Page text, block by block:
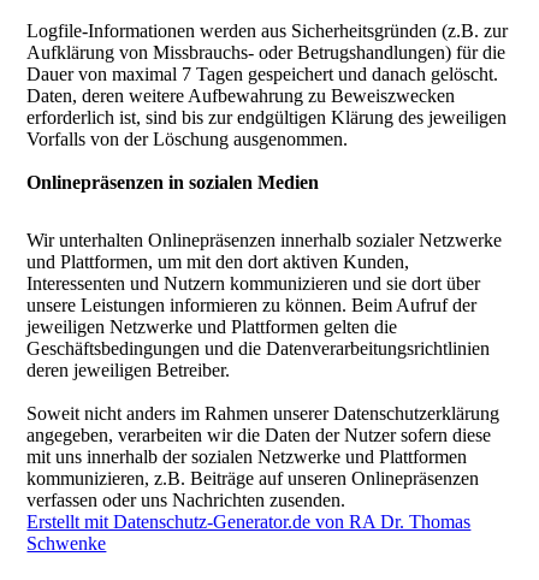
Logfile-Informationen werden aus Sicherheitsgründen (z.B. zur
Aufklärung von Missbrauchs- oder Betrugshandlungen) für die
Dauer von maximal 7 Tagen gespeichert und danach gelöscht.
Daten, deren weitere Aufbewahrung zu Beweiszwecken
erforderlich ist, sind bis zur endgültigen Klärung des jeweiligen
Vorfalls von der Löschung ausgenommen.
Onlinepräsenzen in sozialen Medien
Wir unterhalten Onlinepräsenzen innerhalb sozialer Netzwerke
und Plattformen, um mit den dort aktiven Kunden,
Interessenten und Nutzern kommunizieren und sie dort über
unsere Leistungen informieren zu können. Beim Aufruf der
jeweiligen Netzwerke und Plattformen gelten die
Geschäftsbedingungen und die Datenverarbeitungsrichtlinien
deren jeweiligen Betreiber.
Soweit nicht anders im Rahmen unserer Datenschutzerklärung
angegeben, verarbeiten wir die Daten der Nutzer sofern diese
mit uns innerhalb der sozialen Netzwerke und Plattformen
kommunizieren, z.B. Beiträge auf unseren Onlinepräsenzen
verfassen oder uns Nachrichten zusenden.
Erstellt mit Datenschutz-Generator.de von RA Dr. Thomas
Schwenke